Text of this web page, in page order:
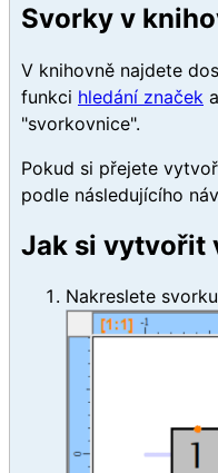
Svorky v
V knihovně najdete
funkci hledání značek
"svorkovnice".
Pokud si přejete
podle následujícího
Jak si vytvořit
Nakreslete